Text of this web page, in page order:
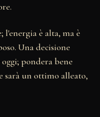
l'energia è alta, ma è
Una decisione
pondera bene
sarà un ottimo alleato,